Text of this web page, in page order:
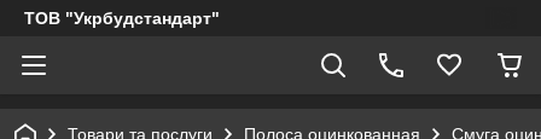
ТОВ "Укрбудстандарт"
Товари та послуги Полоса оцинкованная Смуга